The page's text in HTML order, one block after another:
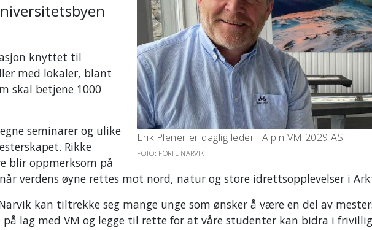
Erik Plener er daglig leder i Alpin VM 2029 AS.
FOTO: FORTE NARVIK
knyttet til
med lokaler, blant
skal betjene 1000
seminarer og ulike
Rikke
blir oppmerksom på
verdens øyne rettes mot nord, natur og store idrettsopplevelser i
kan tiltrekke seg mange unge som ønsker å være en del av
på lag med VM og legge til rette for at våre studenter kan bidra i